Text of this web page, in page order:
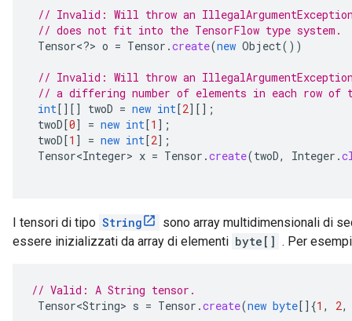
// Invalid: Will throw an
// does not fit into the TensorFlow type system.
Tensor<?> o = Tensor .create(new Object())
// Invalid: Will throw an
// a differing number of elements in each row of
int[][] twoD = new int[2][] ;
twoD[0] = new int[1 ] ;
twoD[1 ] = new int[2] ;
Tensor<Integer> x = Tensor .create(twoD, Integer .
I tensori di tipo String
sono array multidimensionali di
essere inizializzati da array di elementi byte[] . Per
// Valid: A String tensor.
Tensor<String> s = Tensor .create(new byte[] {1 , 2,